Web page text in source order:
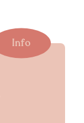
Info